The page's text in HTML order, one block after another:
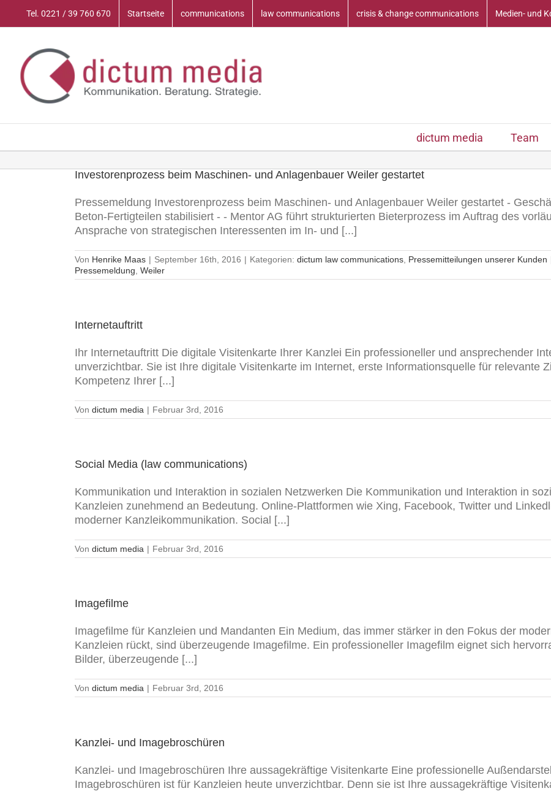
Tel. 0221 / 39 760 670 Startseite communications law communications crisis & change communications Medien- und
dictum media Team
Investorenprozess beim Maschinen- und Anlagenbauer Weiler gestartet
Pressemeldung Investorenprozess beim Maschinen- und Anlagenbauer Weiler gestartet -
Beton-Fertigteilen stabilisiert - - Mentor AG führt strukturierten Bieterprozess im Auftrag des
Ansprache von strategischen Interessenten im In- und [...]
Von Henrike Maas | September 16th, 2016 | Kategorien: dictum law communications Pressemitteilungen unserer Kunden
Pressemeldung Weiler
Internetauftritt
Ihr Internetauftritt Die digitale Visitenkarte Ihrer Kanzlei Ein professioneller und ansprechender
unverzichtbar. Sie ist Ihre digitale Visitenkarte im Internet, erste Informationsquelle für relevante
Kompetenz Ihrer [...]
Von dictum media | Februar 3rd, 2016
Social Media (law communications)
Kommunikation und Interaktion in sozialen Netzwerken Die Kommunikation und Interaktion in
Kanzleien zunehmend an Bedeutung. Online-Plattformen wie Xing, Facebook, Twitter und
moderner Kanzleikommunikation. Social [...]
Von dictum media | Februar 3rd, 2016
Imagefilme
Imagefilme für Kanzleien und Mandanten Ein Medium, das immer stärker in den Fokus der
Kanzleien rückt, sind überzeugende Imagefilme. Ein professioneller Imagefilm eignet sich
Bilder, überzeugende [...]
Von dictum media | Februar 3rd, 2016
Kanzlei- und Imagebroschüren
Kanzlei- und Imagebroschüren Ihre aussagekräftige Visitenkarte Eine professionelle
Imagebroschüren ist für Kanzleien heute unverzichtbar. Denn sie ist Ihre aussagekräftige